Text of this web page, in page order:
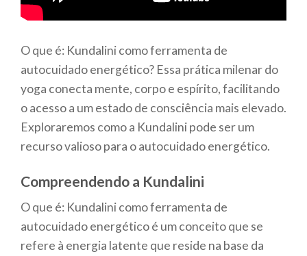
O que é: Kundalini como ferramenta de
autocuidado energético? Essa prática milenar do
yoga conecta mente, corpo e espírito, facilitando
o acesso a um estado de consciência mais elevado.
Exploraremos como a Kundalini pode ser um
recurso valioso para o autocuidado energético.
Compreendendo a Kundalini
O que é: Kundalini como ferramenta de
autocuidado energético é um conceito que se
refere à energia latente que reside na base da